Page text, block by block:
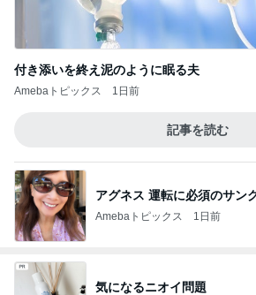
付き添いを終え泥のように眠る夫
Amebaトピックス 1日前
記事を読む
アグネス 運転に必須のサン
Amebaトピックス 1日前
気になるニオイ問題